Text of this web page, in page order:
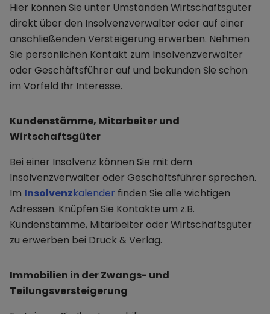
Hier können Sie unter Umständen Wirtschaftsgüter
direkt über den Insolvenzverwalter oder auf einer
anschließenden Versteigerung erwerben. Nehmen
Sie persönlichen Kontakt zum Insolvenzverwalter
oder Geschäftsführer auf und bekunden Sie schon
im Vorfeld Ihr Interesse.
Kundenstämme, Mitarbeiter und
Wirtschaftsgüter
Bei einer Insolvenz können Sie mit dem
Insolvenzverwalter oder Geschäftsführer sprechen.
Im Insolvenzkalender finden Sie alle wichtigen
Adressen. Knüpfen Sie Kontakte um z.B.
Kundenstämme, Mitarbeiter oder Wirtschaftsgüter
zu erwerben bei Druck & Verlag.
Immobilien in der Zwangs- und
Teilungsversteigerung